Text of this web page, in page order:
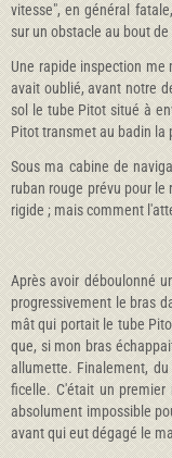
vitesse", en général
sur un obstacle au bout
Une rapide inspection me
avait oublié, avant notre
sol le tube Pitot situé à
Pitot transmet au badin la
Sous ma cabine de
ruban rouge prévu pour
rigide ; mais comment
Après avoir déboulonné
progressivement le bras
mât qui portait le tube
que, si mon bras
allumette. Finalement,
ficelle. C'était un
absolument impossible
avant qui eut dégagé le